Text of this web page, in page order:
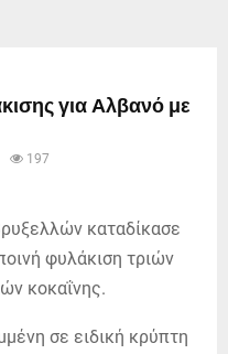
για Αλβανό με
197
καταδίκασε
φυλάκιση τριών
κοκαΐνης.
σε ειδική κρύπτη